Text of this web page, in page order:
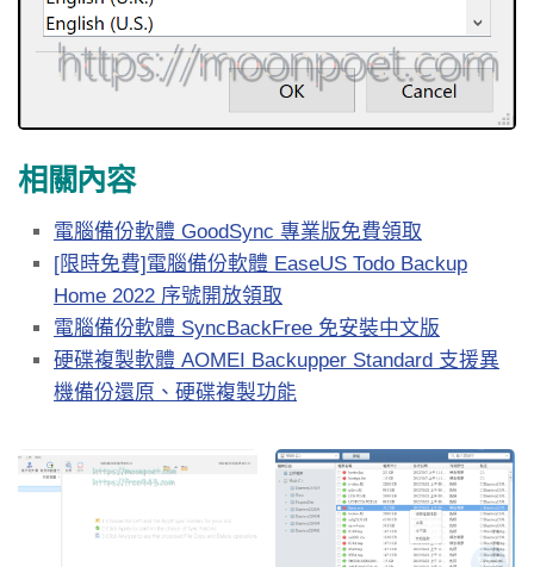
相關內容
電腦備份軟體 GoodSync 專業版免費領取
[限時免費]電腦備份軟體 EaseUS Todo Backup
Home 2022 序號開放領取
電腦備份軟體 SyncBackFree 免安裝中文版
硬碟複製軟體 AOMEI Backupper Standard 支援異
機備份還原、硬碟複製功能